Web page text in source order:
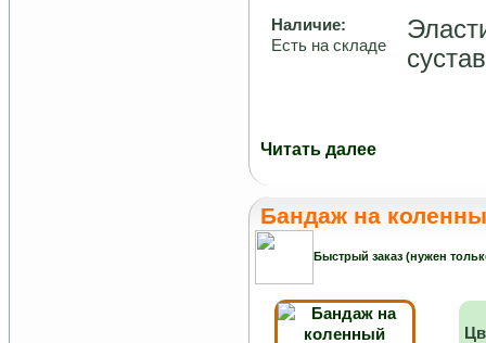
Наличие:
Есть на складе
Читать далее
Бандаж на
Быстрый заказ (нужен